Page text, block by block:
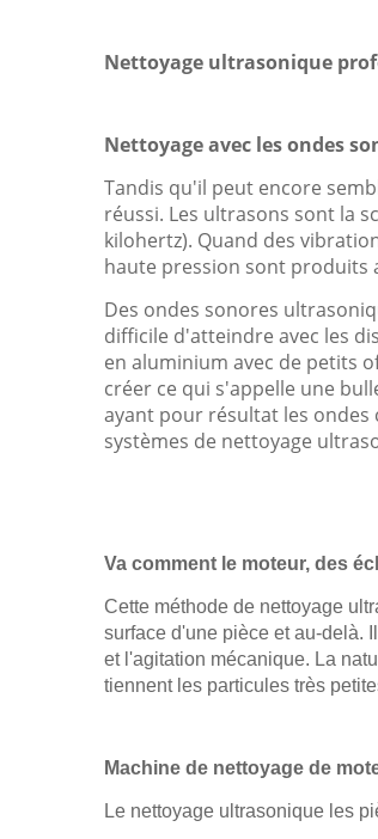
Nettoyage ultrasonique
Nettoyage avec les ondes
Tandis qu'il peut encore
réussi. Les ultrasons sont la
kilohertz). Quand des
haute pression sont produits
Des ondes sonores
difficile d'atteindre avec les
en aluminium avec de petits
créer ce qui s'appelle une
ayant pour résultat les
systèmes de nettoyage
Va comment le moteur, des
Cette méthode de nettoyage
surface d'une pièce et au-delà.
et l'agitation mécanique. La
tiennent les particules très
Machine de nettoyage de
Le nettoyage ultrasonique les